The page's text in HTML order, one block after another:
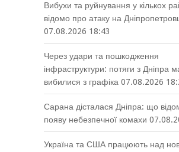
Вибухи та руйнування у кількох
відомо про атаку на
07.08.2026 18:43
Через удари та пошкодження
інфраструктури: потяги з Дніпра
вибилися з графіка 07.08.2026
Сарана дісталася Дніпра: що
появу небезпечної комахи
Україна та США працюють над